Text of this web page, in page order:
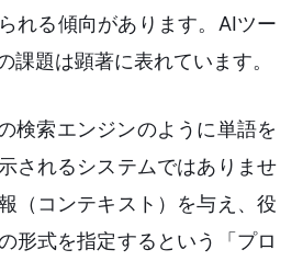
れる傾向があります。AIツー
課題は顕著に表れています。
検索エンジンのように単語を
されるシステムではありませ
（コンテキスト）を与え、役
形式を指定するという「プロ